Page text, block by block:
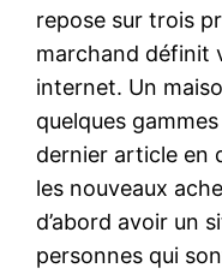
repose sur trois
marchand définit
internet. Un
quelques
dernier article en
les nouveaux
d’abord avoir un
personnes qui